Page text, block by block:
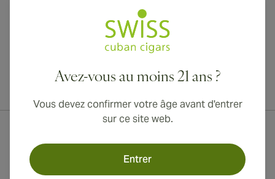
Avez-vous au moins 21 ans ?
Vous devez confirmer votre âge avant d'entrer
sur ce site web.
Entrer
Livraison internationale disponible vers le Canada, le Royaume-Uni